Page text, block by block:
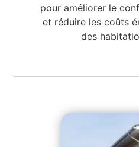
pour améliorer le
et réduire les coûts
des